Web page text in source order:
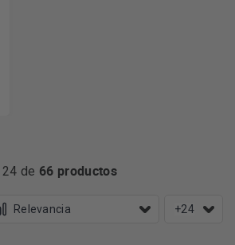
en productos de arreglo personal y
bucodental.
de la primera bombilla de Philips hace
y las personas han sido los
de 66 productos
+24